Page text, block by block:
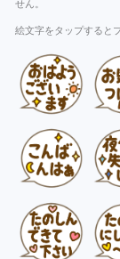
せん。
絵文字をタップすると